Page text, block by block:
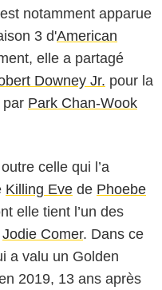
notamment apparue
3 d'American
elle a partagé
Downey Jr. pour la
par Park Chan-Wook
celle qui l’a
Killing Eve de Phoebe
elle tient l’un des
Jodie Comer. Dans ce
a valu un Golden
2019, 13 ans après